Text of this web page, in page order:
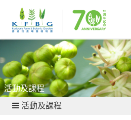
活動及課程
活動及課程